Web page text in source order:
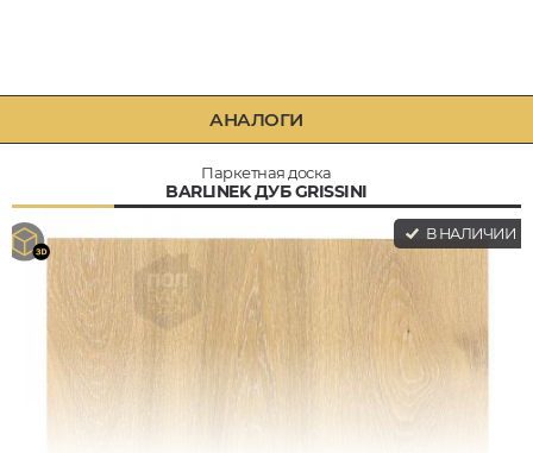
АНАЛОГИ
Паркетная доска
BARLINEK ДУБ GRISSINI
В НАЛИЧИИ